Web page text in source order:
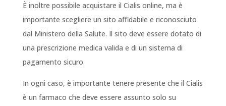
È inoltre possibile acquistare il Cialis online, ma è
importante scegliere un sito affidabile e riconosciuto
dal Ministero della Salute. Il sito deve essere dotato di
una prescrizione medica valida e di un sistema di
pagamento sicuro.
In ogni caso, è importante tenere presente che il Cialis
è un farmaco che deve essere assunto solo su